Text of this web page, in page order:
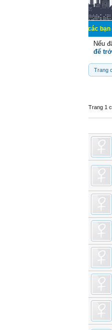
Chào mừng các bạn đến với
Nếu
để
Trang
Trang 1